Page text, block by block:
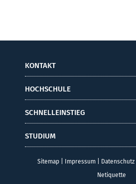
KONTAKT
HOCHSCHULE
SCHNELLEINSTIEG
STUDIUM
Sitemap| Impressum| Datenschutz|
Netiquette